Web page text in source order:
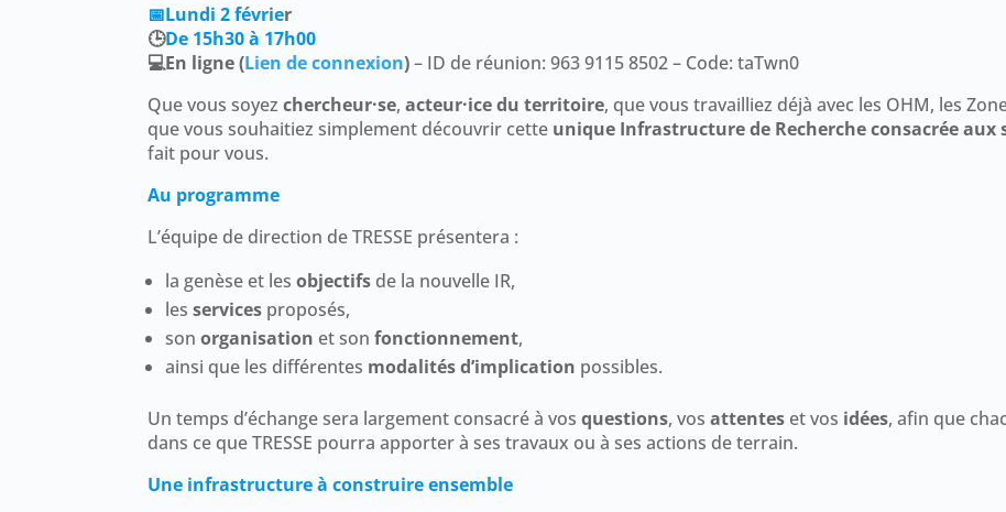
📅Lundi 2 février
🕒De 15h30 à 17h00
💻En ligne (Lien de connexion)– ID de réunion: 963 9115 8502 – Code: taTwn0
Que vous soyezchercheur·se,acteur·ice du territoire, que vous travailliez déjà avec les OHM, les
que vous souhaitiez simplement découvrir cette unique Infrastructure de Recherche consacrée aux
fait pour vous.
Au programme
L’équipe de direction de TRESSE présentera :
la genèse et lesobjectifs de la nouvelle IR,
lesservices proposés,
sonorganisation et sonfonctionnement,
ainsi que les différentes modalités d’implication possibles.
Un temps d’échange sera largement consacré à vosquestions, vosattentes et vos idées, afin que
dans ce que TRESSE pourra apporter à ses travaux ou à ses actions de terrain.
Une infrastructure à construire ensemble